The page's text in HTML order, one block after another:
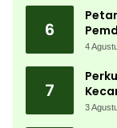
6
4
7
3